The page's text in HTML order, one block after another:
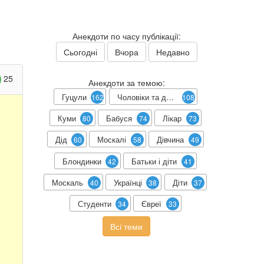
25
Анекдоти по часу публікації:
Сьогодні
Вчора Недавно
Анекдоти за темою:
Гуцули 162 Чоловіки та дружини 108
Куми 80 Бабуся 74 Лікар 73
Дід 60 Москалі 58 Дівчина 49
Блондинки 42 Батьки і діти 41
Москаль 40 Українці 38 Діти 37
Студенти 34 Євреї 33
Всі теми